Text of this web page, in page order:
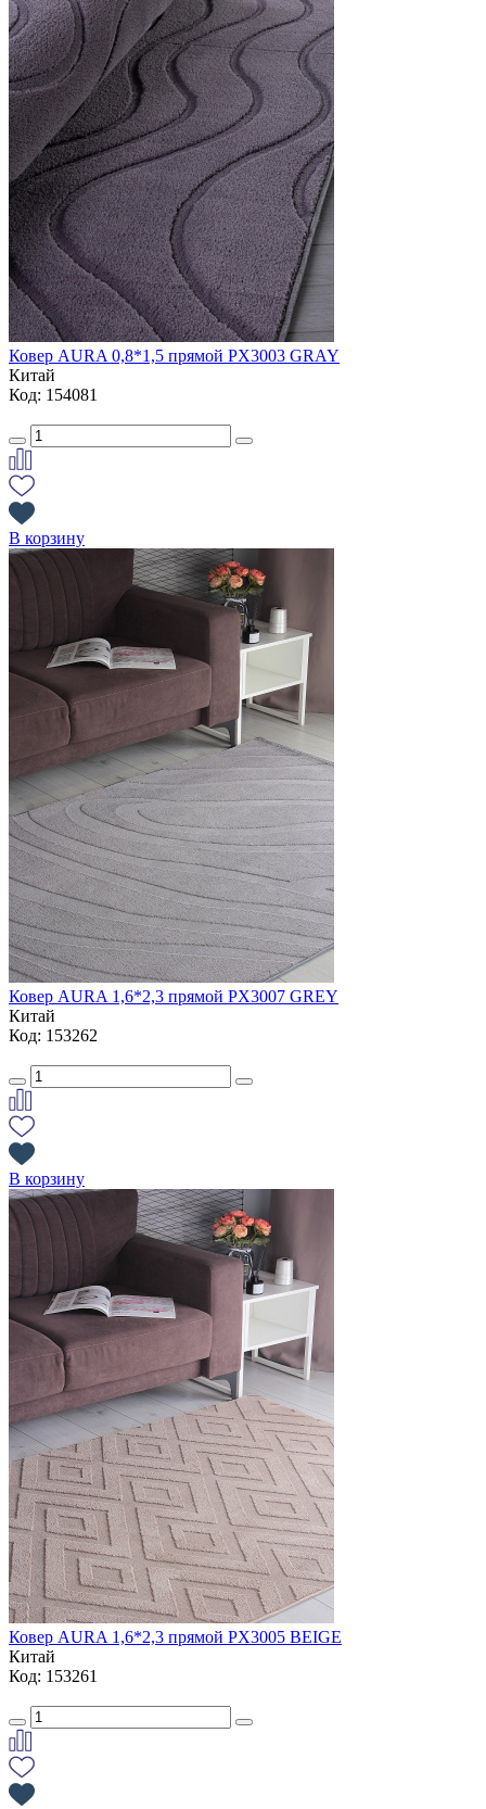
Ковер AURA 0,8*1,5 прямой PX3003 GRAY
Китай
Код: 154081
В корзину
Ковер AURA 1,6*2,3 прямой PX3007 GREY
Китай
Код: 153262
В корзину
Ковер AURA 1,6*2,3 прямой PX3005 BEIGE
Китай
Код: 153261